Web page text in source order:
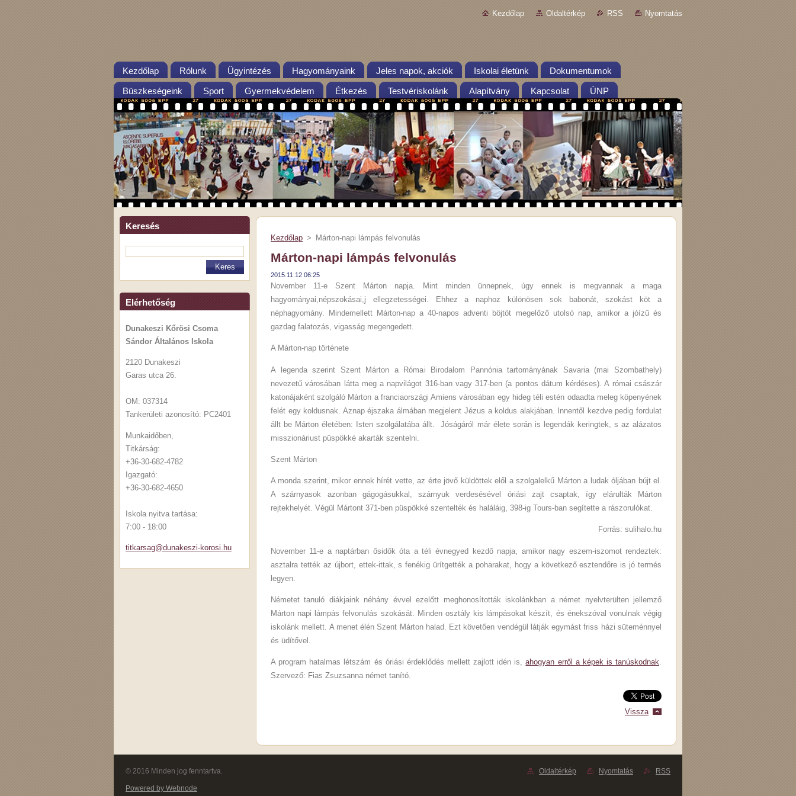
Kezdőlap Oldaltérkép RSS Nyomtatás
Kezdőlap Rólunk Ügyintézés Hagyományaink Jeles napok, akciók Iskolai életünk Dokumentumok
Büszkeségeink Sport Gyermekvédelem Étkezés Testvériskolánk Alapítvány Kapcsolat ÚNP
Keresés
Elérhetőség
Dunakeszi Kőrösi Csoma
Sándor Általános Iskola
2120 Dunakeszi
Garas utca 26.
OM: 037314
Tankerületi azonosító: PC2401
Munkaidőben,
Titkárság:
+36-30-682-4782
Igazgató:
+36-30-682-4650
Iskola nyitva tartása:
7:00 - 18:00
titkarsag@dunakeszi-korosi.hu
Kezdőlap > Márton-napi lámpás felvonulás
Márton-napi lámpás felvonulás
2015.11.12 06:25
November 11-e Szent Márton napja. Mint minden ünnepnek, úgy ennek is megvannak a maga
hagyományai,népszokásai,j ellegzetességei. Ehhez a naphoz különösen sok babonát, szokást köt a
néphagyomány. Mindemellett Márton-nap a 40-napos adventi böjtöt megelőző utolsó nap, amikor a jóízű és
gazdag falatozás, vigasság megengedett.
A Márton-nap története
A legenda szerint Szent Márton a Római Birodalom Pannónia tartományának Savaria (mai Szombathely)
nevezetű városában látta meg a napvilágot 316-ban vagy 317-ben (a pontos dátum kérdéses). A római császár
katonájaként szolgáló Márton a franciaországi Amiens városában egy hideg téli estén odaadta meleg köpenyének
felét egy koldusnak. Aznap éjszaka álmában megjelent Jézus a koldus alakjában. Innentől kezdve pedig fordulat
állt be Márton életében: Isten szolgálatába állt. Jóságáról már élete során is legendák keringtek, s az alázatos
misszionáriust püspökké akarták szentelni.
Szent Márton
A monda szerint, mikor ennek hírét vette, az érte jövő küldöttek elől a szolgalelkű Márton a ludak óljában bújt el.
A szárnyasok azonban gágogásukkal, szárnyuk verdesésével óriási zajt csaptak, így elárulták Márton
rejtekhelyét. Végül Mártont 371-ben püspökké szentelték és haláláig, 398-ig Tours-ban segítette a rászorulókat.
Forrás: sulihalo.hu
November 11-e a naptárban ősidők óta a téli évnegyed kezdő napja, amikor nagy eszem-iszomot rendeztek:
asztalra tették az újbort, ettek-ittak, s fenékig ürítgették a poharakat, hogy a következő esztendőre is jó termés
legyen.
Németet tanuló diákjaink néhány évvel ezelőtt meghonosították iskolánkban a német nyelvterülten jellemző
Márton napi lámpás felvonulás szokását. Minden osztály kis lámpásokat készít, és énekszóval vonulnak végig
iskolánk mellett. A menet élén Szent Márton halad. Ezt követően vendégül látják egymást friss házi süteménnyel
és üdítővel.
A program hatalmas létszám és óriási érdeklődés mellett zajlott idén is,ahogyan erről a képek is tanúskodnak.
Szervező: Fias Zsuzsanna német tanító.
Vissza
Oldaltérkép Nyomtatás RSS
© 2016 Minden jog fenntartva.
Powered by Webnode